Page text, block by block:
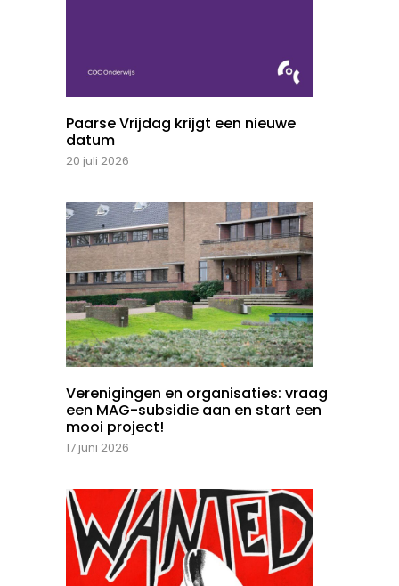
Paarse Vrijdag krijgt een nieuwe
datum
20 juli 2026
Verenigingen en organisaties: vraag
een MAG-subsidie aan en start een
mooi project!
17 juni 2026